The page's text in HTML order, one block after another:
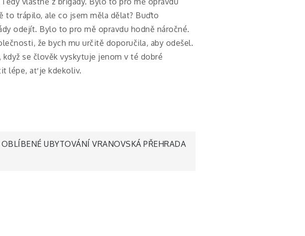
to trápilo, ale co jsem měla dělat? Buďto
odejít. Bylo to pro mě opravdu hodně náročné.
že bych mu určitě doporučila, aby odešel.
se člověk vyskytuje jenom v té dobré
lépe, ať je kdekoliv.
OBLÍBENÉ UBYTOVÁNÍ VRANOVSKÁ PŘEHRADA